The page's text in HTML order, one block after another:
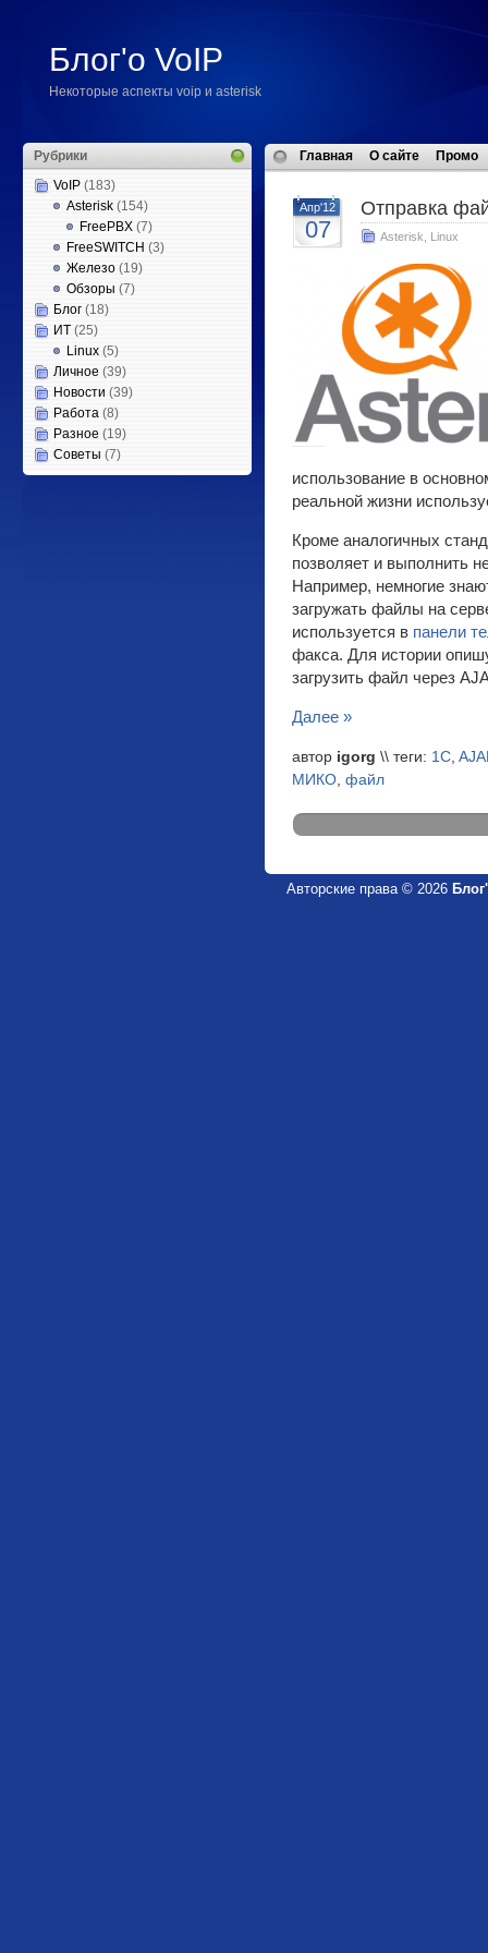
Блог'о VoIP
Некоторые аспекты voip и asterisk
Рубрики
VoIP (183)
Asterisk (154)
FreePBX (7)
FreeSWITCH (3)
Железо (19)
Обзоры (7)
Блог (18)
ИТ (25)
Linux (5)
Личное (39)
Новости (39)
Работа (8)
Разное (19)
Советы (7)
Главная О сайте Промо
Апр'12
07
Отправка
Asterisk Linux
использование в
реальной жизни
Кроме аналогичных
позволяет и выполнить
Например, немногие
загружать файлы на
используется в панели
факса. Для истории
загрузить файл через
Далее »
автор igorg \\ теги: 1C,
МИКО, файл
Авторские права © 2026